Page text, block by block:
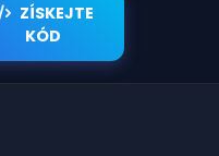
ZÍSKEJTE
KÓD